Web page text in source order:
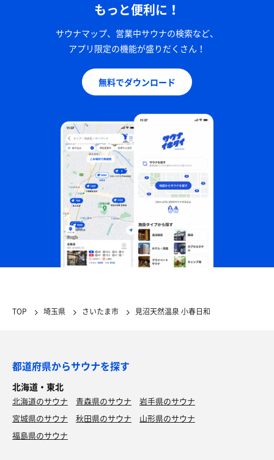
もっと便利に！
サウナマップ、営業中サウナの検索など、
アプリ限定の機能が盛りだくさん！
無料でダウンロード
TOP 埼玉県 さいたま市 見沼天然温泉 小春日和
都道府県からサウナを探す
北海道・東北
北海道のサウナ 青森県のサウナ
岩手県のサウナ
宮城県のサウナ
秋田県のサウナ
山形県のサウナ
福島県のサウナ